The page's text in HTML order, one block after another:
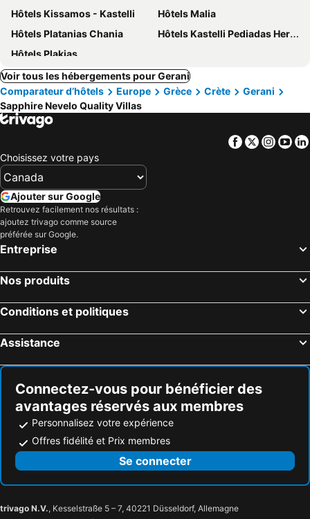
Hôtels Kissamos - Kastelli
Hôtels Malia
Hôtels Platanias Chania
Hôtels Kastelli Pediadas Heraklion
Hôtels Plakias
Voir tous les hébergements pour Gerani
Comparateur d’hôtels
Europe Grèce Crète
Gerani
Sapphire Nevelo Quality Villas
Facebook
Twitter
Choisissez votre pays
Ajouter sur Google
Retrouvez facilement nos résultats :
ajoutez trivago comme source
préférée sur Google.
Entreprise
Nos produits
Conditions et politiques
Assistance
Connectez-vous pour bénéficier des
avantages réservés aux membres
Personnalisez votre expérience
Offres fidélité et Prix membres
Se connecter
trivago N.V., Kesselstraße 5 – 7, 40221 Düsseldorf, Allemagne